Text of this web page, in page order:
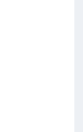
events for our